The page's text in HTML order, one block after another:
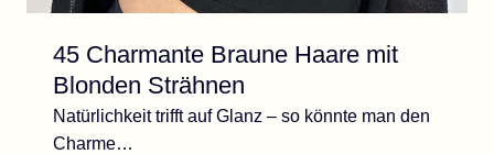
45 Charmante Braune Haare mit
Blonden Strähnen
Natürlichkeit trifft auf Glanz – so könnte man den
Charme…